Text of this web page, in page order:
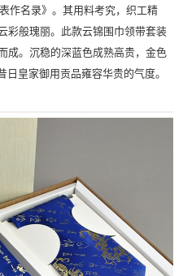
作名录》。其用料考究，织工精
彩般瑰丽。此款云锦围巾领带套装
成。沉稳的深蓝色成熟高贵，金色
皇家御用贡品雍容华贵的气度。